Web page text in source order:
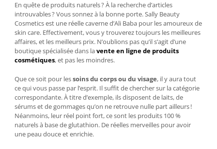
En quête de produits naturels ? À la recherche d’articles
introuvables ? Vous sonnez à la bonne porte. Sally Beauty
Cosmetics est une réelle caverne d’Ali Baba pour les amoureux de
skin care. Effectivement, vous y trouverez toujours les meilleures
affaires, et les meilleurs prix. N’oublions pas qu’il s’agit d’une
boutique spécialisée dans lavente en ligne de produits
cosmétiques, et pas les moindres.
Que ce soit pour lessoins du corps ou du visage, il y aura tout
ce qui vous passe par l’esprit. Il suffit de chercher sur la catégorie
correspondante. À titre d’exemple, ils disposent de laits, de
sérums et de gommages qu’on ne retrouve nulle part ailleurs !
Néanmoins, leur réel point fort, ce sont les produits 100 %
naturels à base de glutathion. De réelles merveilles pour avoir
une peau douce et enrichie.